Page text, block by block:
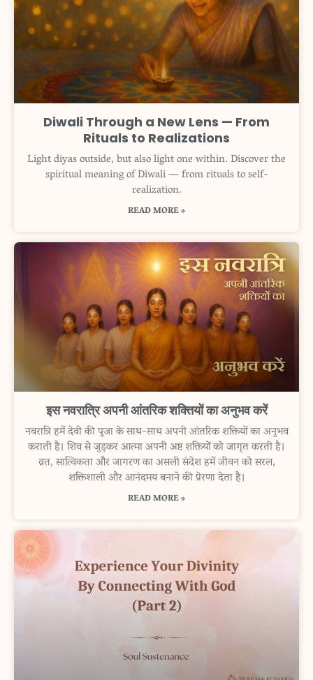
Diwali Through a New Lens — From
Rituals to Realizations
Light diyas outside, but also light one within. Discover the
spiritual meaning of Diwali — from rituals to self-
realization.
READ MORE »
इस नवरात्रि अपनी आंतरिक शक्तियों का अनुभव करें
नवरात्रि हमें देवी की पूजा के साथ-साथ अपनी आंतरिक शक्तियों का अनुभव
कराती है। शिव से जुड़कर आत्मा अपनी अष्ट शक्तियों को जागृत करती है।
व्रत, सात्विकता और जागरण का असली संदेश हमें जीवन को सरल,
शक्तिशाली और आनंदमय बनाने की प्रेरणा देता है।
READ MORE »